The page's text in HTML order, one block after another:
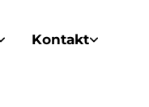
Kontakt